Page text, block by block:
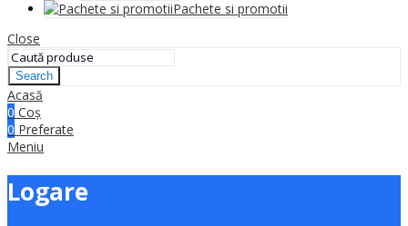
Pachete si promotii
Close
Search
Acasă
0 Coș
0 Preferate
Meniu
Logare